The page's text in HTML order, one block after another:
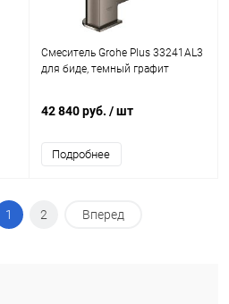
Смеситель Grohe Plus 33241AL3
для биде, темный графит
42 840 руб. / шт
Подробнее
1 2 Вперед